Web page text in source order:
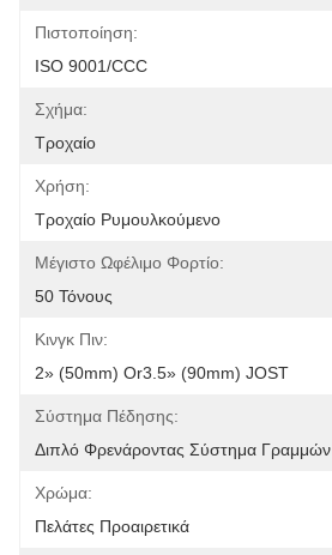
Πιστοποίηση:
ISO 9001/CCC
Σχήμα:
Τροχαίο
Χρήση:
Τροχαίο Ρυμουλκούμενο
Μέγιστο Ωφέλιμο Φορτίο:
50 Τόνους
Κινγκ Πιν:
2» (50mm) Or3.5» (90mm) JOST
Σύστημα Πέδησης:
Διπλό Φρενάροντας Σύστημα Γραμμών
Χρώμα:
Πελάτες Προαιρετικά